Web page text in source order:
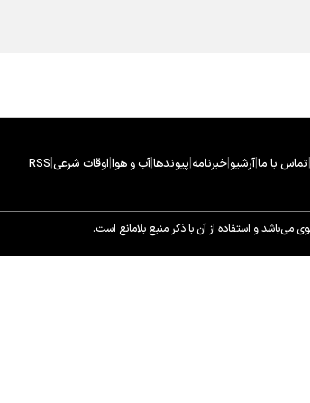
|تماس با ما|آرشیو|خبرنامه|پیوندها|آب و هوا|اوقات شرعی|
RSS
و استفاده از آن با ذکر منبع بلامانع است.